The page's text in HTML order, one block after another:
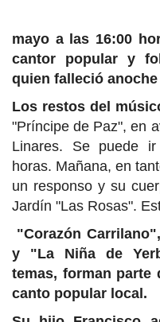
mayo a las 16:00
cantor popular y
quien falleció
Los restos del
"Príncipe de Paz", en
Linares. Se puede
horas. Mañana, en
un responso y su
Jardín "Las Rosas".
"Corazón
y "La Niña de
temas, forman parte
canto popular local.